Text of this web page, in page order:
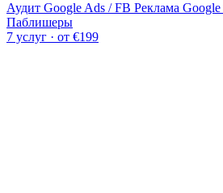
Аудит Google Ads / FB Реклама Google
Паблишеры
7 услуг · от €199